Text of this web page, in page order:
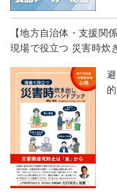
【地方自治体・支援関
現場で役立つ 災害時炊